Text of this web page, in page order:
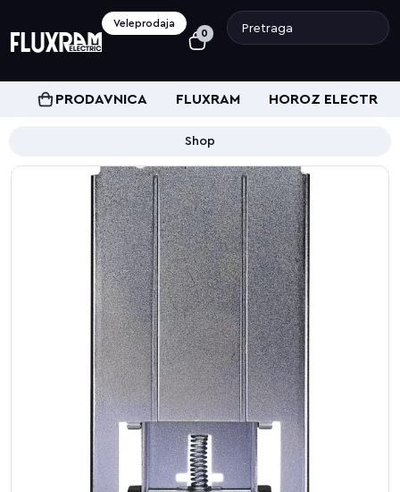
Veleprodaja
0
PRODAVNICA FLUXRAM HOROZ ELECTRIC
Shop